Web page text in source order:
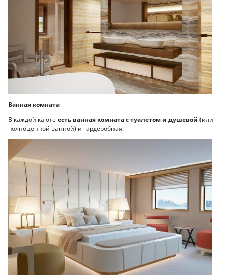
Ванная комната
В каждой каюте есть ванная комната с туалетом и душевой (или
полноценной ванной) и гардеробная.